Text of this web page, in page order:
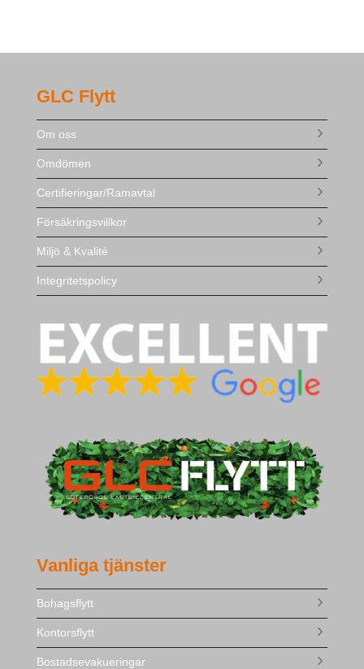
GLC Flytt
Om oss
Omdömen
Certifieringar/Ramavtal
Försäkringsvillkor
Miljö & Kvalité
Integritetspolicy
Vanliga tjänster
Bohagsflytt
Kontorsflytt
Bostadsevakueringar